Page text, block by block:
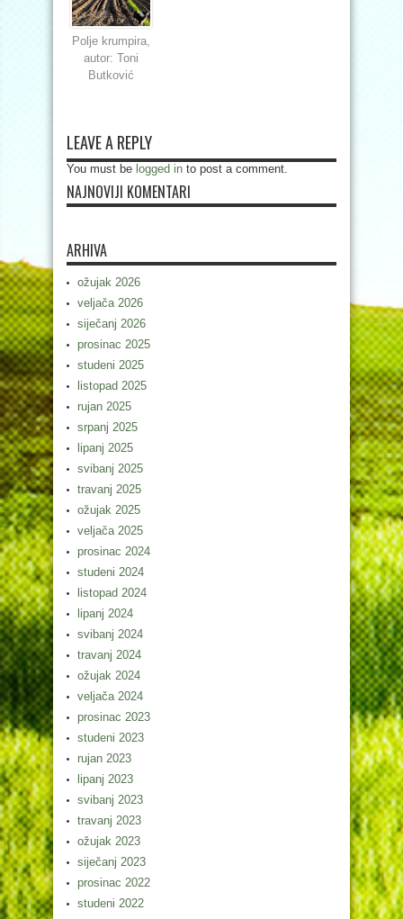
Polje krumpira,
autor: Toni
Butković
LEAVE A REPLY
You must be logged in to post a comment.
NAJNOVIJI KOMENTARI
ARHIVA
ožujak 2026
veljača 2026
siječanj 2026
prosinac 2025
studeni 2025
listopad 2025
rujan 2025
srpanj 2025
lipanj 2025
svibanj 2025
travanj 2025
ožujak 2025
veljača 2025
prosinac 2024
studeni 2024
listopad 2024
lipanj 2024
svibanj 2024
travanj 2024
ožujak 2024
veljača 2024
prosinac 2023
studeni 2023
rujan 2023
lipanj 2023
svibanj 2023
travanj 2023
ožujak 2023
siječanj 2023
prosinac 2022
studeni 2022